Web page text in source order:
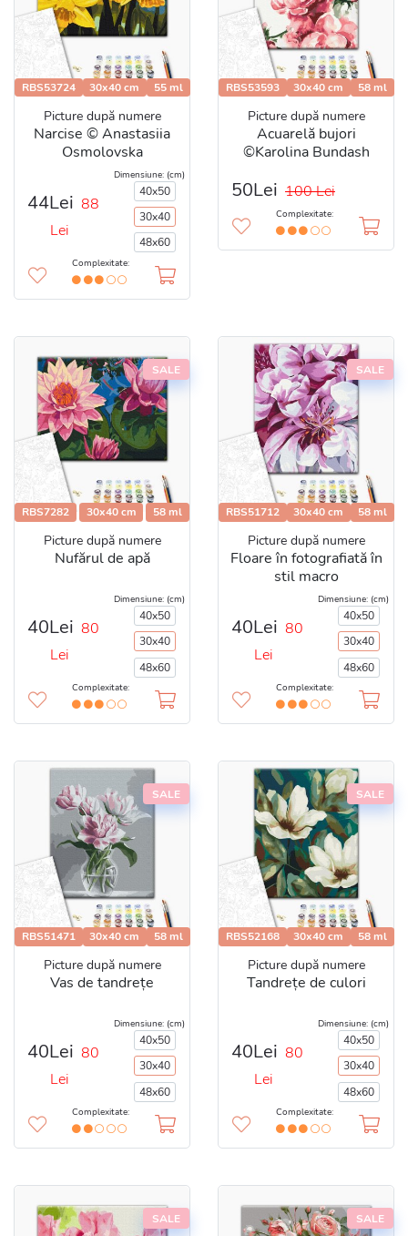
RBS53724 30x40 cm 55 ml
Picture după numere
Narcise © Anastasiia
Osmolovska
44Lei 88
Lei
Dimensiune: (cm)
40x50
30x40
48x60
Complexitate:
RBS53593 30x40 cm 58 ml
Picture după numere
Acuarelă bujori
©Karolina Bundash
50Lei 100 Lei
Complexitate:
SALE
RBS7282 30x40 cm 58 ml
Picture după numere
Nufărul de apă
40Lei 80
Lei
Dimensiune: (cm)
40x50
30x40
48x60
Complexitate:
SALE
RBS51712 30x40 cm 58 ml
Picture după numere
Floare în fotografiată în
stil macro
40Lei 80
Lei
Dimensiune: (cm)
40x50
30x40
48x60
Complexitate:
SALE
RBS51471 30x40 cm 58 ml
Picture după numere
Vas de tandrețe
40Lei 80
Lei
Dimensiune: (cm)
40x50
30x40
48x60
Complexitate:
SALE
RBS52168 30x40 cm 58 ml
Picture după numere
Tandrețe de culori
40Lei 80
Lei
Dimensiune: (cm)
40x50
30x40
48x60
Complexitate:
SALE SALE